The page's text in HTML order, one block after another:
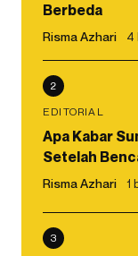
Berbeda
Risma Azhari 4
2
EDITORIAL
Apa Kabar
Setelah
Risma Azhari 1
3